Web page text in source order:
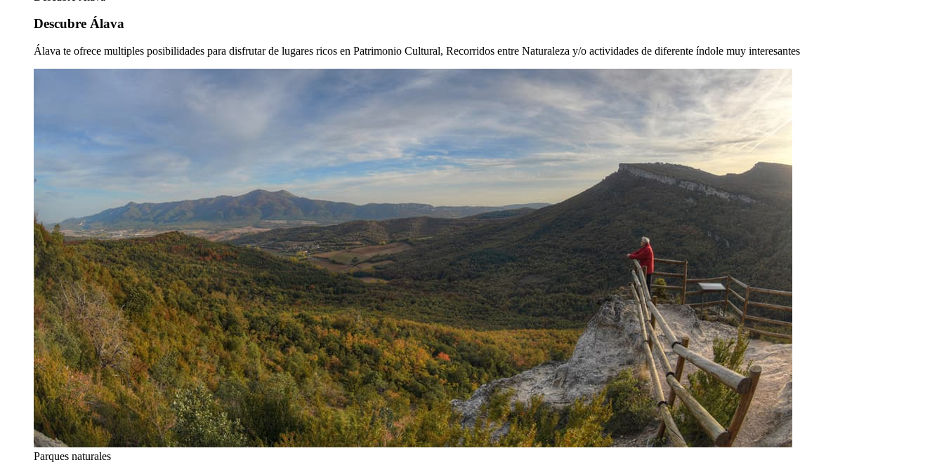
Descubre Álava
Álava te ofrece multiples posibilidades para disfrutar de lugares ricos en Patrimonio Cultural, Recorridos entre Naturaleza y/o actividades de diferente índole muy interesantes
Parques naturales